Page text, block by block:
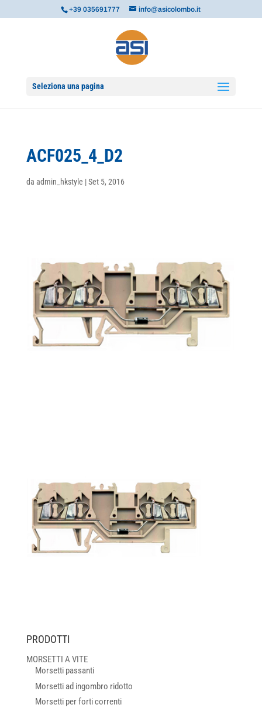
+39 035691777 info@asicolombo.it
Seleziona una pagina
ACF025_4_D2
da admin_hkstyle |Set 5, 2016
PRODOTTI
MORSETTI A VITE
Morsetti passanti
Morsetti ad ingombro ridotto
Morsetti per forti correnti